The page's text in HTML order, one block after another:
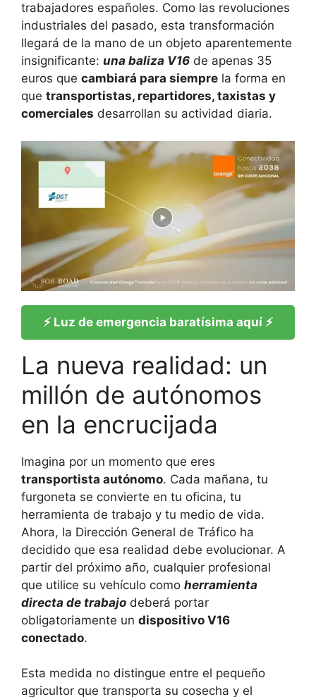
trabajadores españoles. Como las revoluciones
industriales del pasado, esta transformación
llegará de la mano de un objeto aparentemente
insignificante: una baliza V16 de apenas 35
euros que cambiará para siempre la forma en
que transportistas, repartidores, taxistas y
comerciales desarrollan su actividad diaria.
⚡ Luz de emergencia baratísima aquí ⚡
La nueva realidad: un
millón de autónomos
en la encrucijada
Imagina por un momento que eres
transportista autónomo. Cada mañana, tu
furgoneta se convierte en tu oficina, tu
herramienta de trabajo y tu medio de vida.
Ahora, la Dirección General de Tráfico ha
decidido que esa realidad debe evolucionar. A
partir del próximo año, cualquier profesional
que utilice su vehículo como herramienta
directa de trabajo deberá portar
obligatoriamente un dispositivo V16
conectado.
Esta medida no distingue entre el pequeño
agricultor que transporta su cosecha y el